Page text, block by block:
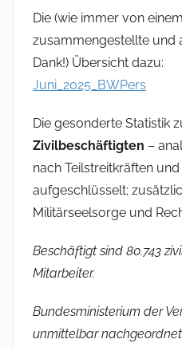
Die (wie immer von
zusammengestellte und
Dank!) Übersicht dazu:
Juni_2025_BWPers
Die gesonderte Statistik
Zivilbeschäftigten –
nach Teilstreitkräften
aufgeschlüsselt;
Militärseelsorge und
Beschäftigt sind 80.743
Mitarbeiter.
Bundesministerium der
unmittelbar